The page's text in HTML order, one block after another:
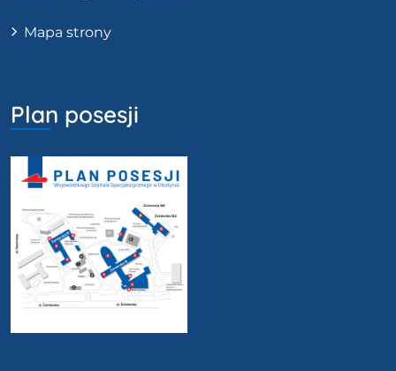
Mapa strony
Plan posesji